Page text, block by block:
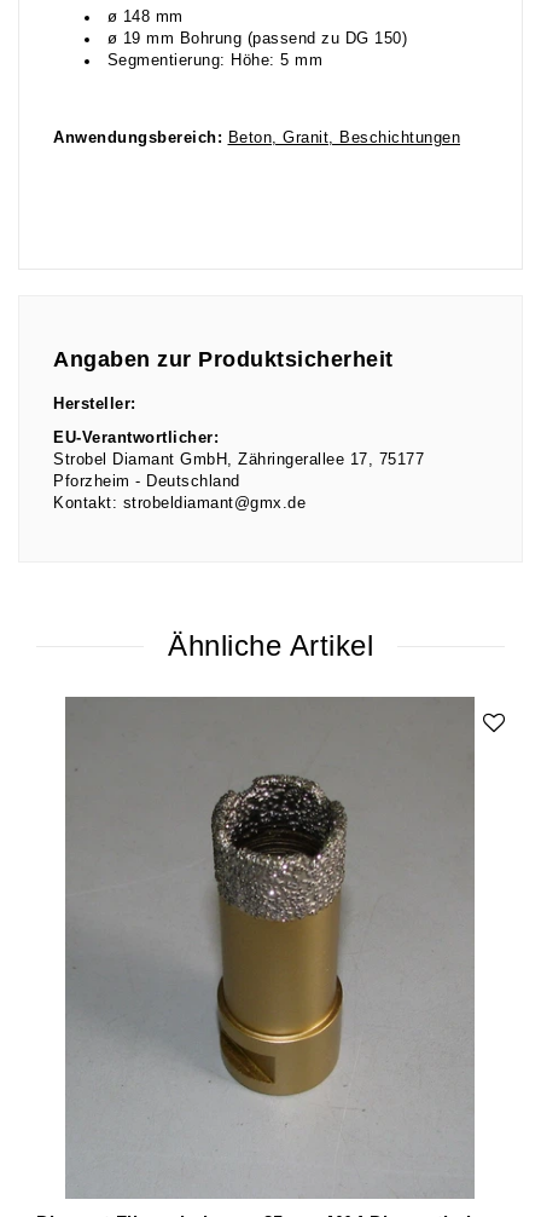
ø 148 mm
ø 19 mm Bohrung (passend zu DG 150)
Segmentierung: Höhe: 5 mm
Anwendungsbereich: Beton, Granit, Beschichtungen
Angaben zur Produktsicherheit
Hersteller:
EU-Verantwortlicher:
Strobel Diamant GmbH
Zähringerallee 17
75177
Pforzheim
Deutschland
Kontakt: strobeldiamant@gmx.de
Ähnliche Artikel